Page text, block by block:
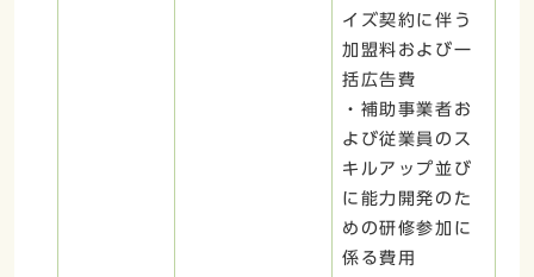
イズ契約に伴う
加盟料および一
括広告費
・補助事業者お
よび従業員のス
キルアップ並び
に能力開発のた
めの研修参加に
係る費用